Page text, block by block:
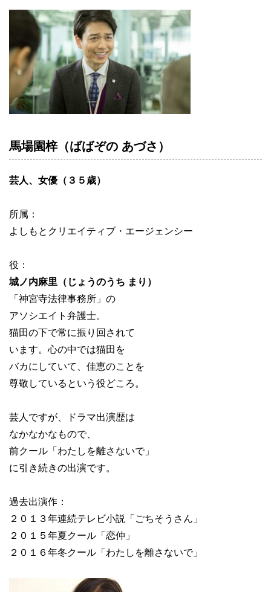
馬場園梓（ばばぞの あづさ）
芸人、女優（３５歳）
所属：
よしもとクリエイティブ・エージェンシー
役：
城ノ内麻里（じょうのうち まり）
「神宮寺法律事務所」の
アソシエイト弁護士。
猫田の下で常に振り回されて
います。心の中では猫田を
バカにしていて、佳恵のことを
尊敬しているという役どころ。
芸人ですが、ドラマ出演歴は
なかなかなもので、
前クール「わたしを離さないで」
に引き続きの出演です。
過去出演作：
２０１３年連続テレビ小説「ごちそうさん」
２０１５年夏クール「恋仲」
２０１６年冬クール「わたしを離さないで」